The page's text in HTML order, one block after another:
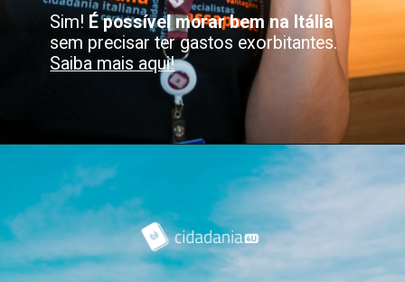
Sim! É possível morar bem na Itália
sem precisar ter gastos exorbitantes.
Saiba mais aqui!